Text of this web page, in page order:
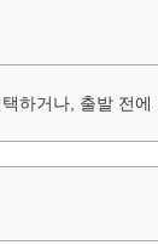
하거나, 출발 전에